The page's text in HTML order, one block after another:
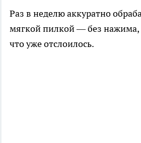
Раз в неделю аккуратно
мягкой пилкой — без нажима,
что уже отслоилось.